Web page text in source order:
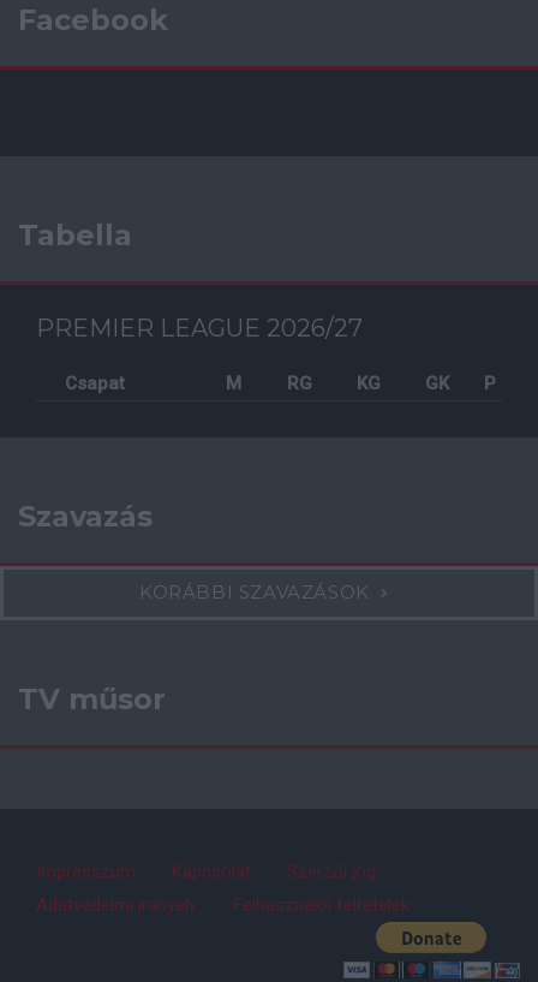
Facebook
Tabella
PREMIER LEAGUE 2026/27
Csapat M RG KG GK P
Szavazás
KORÁBBI SZAVAZÁSOK
TV műsor
Impresszum Kapcsolat
Szerzői jog
Adatvédelmi irányelv
Felhasználói feltételek